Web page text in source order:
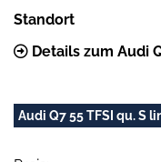
Standort
Details zum Audi
Audi Q7 55 TFSI qu. S